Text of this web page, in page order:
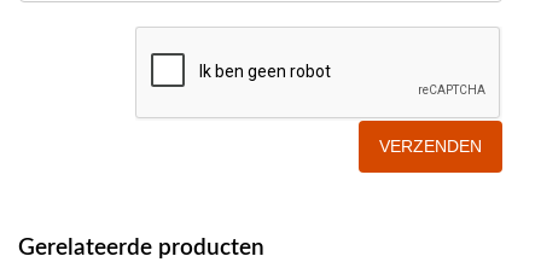
Gerelateerde producten